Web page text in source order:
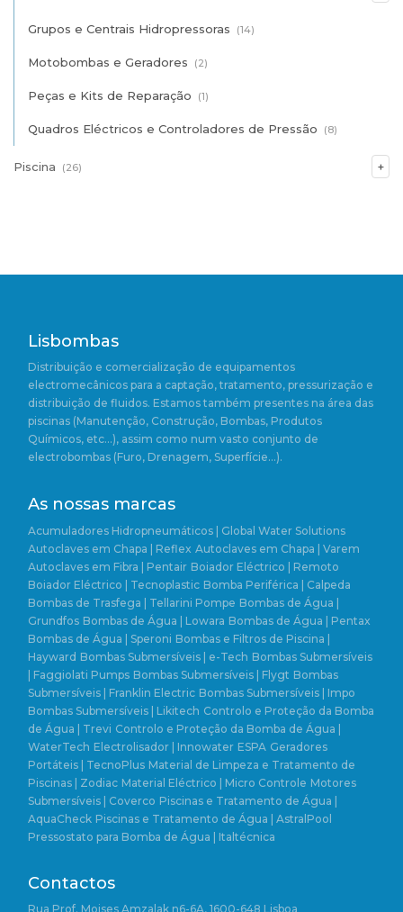
Grupos e Centrais Hidropressoras (14)
Motobombas e Geradores (2)
Peças e Kits de Reparação (1)
Quadros Eléctricos e Controladores de Pressão (8)
Piscina (26)
Lisbombas
Distribuição e comercialização de equipamentos
electromecânicos para a captação, tratamento, pressurização e
distribuição de fluidos. Estamos também presentes na área das
piscinas (Manutenção, Construção, Bombas, Produtos
Químicos, etc…), assim como num vasto conjunto de
electrobombas (Furo, Drenagem, Superfície…).
As nossas marcas
Acumuladores Hidropneumáticos | Global Water Solutions
Autoclaves em Chapa | Reflex Autoclaves em Chapa | Varem
Autoclaves em Fibra | Pentair Boiador Eléctrico | Remoto
Boiador Eléctrico | Tecnoplastic Bomba Periférica | Calpeda
Bombas de Trasfega | Tellarini Pompe Bombas de Água |
Grundfos Bombas de Água | Lowara Bombas de Água | Pentax
Bombas de Água | Speroni Bombas e Filtros de Piscina |
Hayward Bombas Submersíveis | e-Tech Bombas Submersíveis
| Faggiolati Pumps Bombas Submersíveis | Flygt Bombas
Submersíveis | Franklin Electric Bombas Submersíveis | Impo
Bombas Submersíveis | Likitech Controlo e Proteção da Bomba
de Água | Trevi Controlo e Proteção da Bomba de Água |
WaterTech Electrolisador | Innowater ESPA Geradores
Portáteis | TecnoPlus Material de Limpeza e Tratamento de
Piscinas | Zodiac Material Eléctrico | Micro Controle Motores
Submersíveis | Coverco Piscinas e Tratamento de Água |
AquaCheck Piscinas e Tratamento de Água | AstralPool
Pressostato para Bomba de Água | Italtécnica
Contactos
Rua Prof. Moises Amzalak n6-6A, 1600-648 Lisboa